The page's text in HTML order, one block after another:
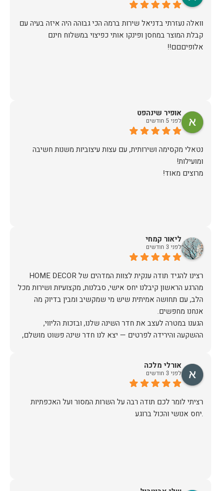
וואלה נעזרתי בדניאל שירות ברמה הכי גבוהה היה איזה בעיה עם
קבלת המוצר במחסן ופינקו אותי כפיצוי במשלוח חינם
אלופיםםם!!
אופיר שינהפט
לפני 5 חודשים
נטאלי מקסימה ושירותית, עם עצות עיצוביות משנות חשיבה
מרוצים מאוד!
ליאור קמחי
לפני 3 חודשים
מהרגע הראשון קיבלנו יחס אישי, סבלנות, מקצועיות ושירות מכל
הלב, עם תחושה אמיתית שיש מי שמקשיב ומבין בדיוק מה
הגענו במטרה לעצב את חדר השינה שלנו, ובזכות הליווי,
ההשקעה והירידה לפרטים — יצא לנו חדר שינה פשוט מושלם,
האיכות ברמה גבוהה, העיצוב מהמם, וכל התהליך היה נעים,
אין ספק שעשינו את הבחירה הנכונה. ממליצים מכל הלב לכל מי
אורלי מלכה
לפני 3 חודשים
רציתי לומר לכם תודה רבה על השרות המסור ועל האכפתיות
.יחס אנושי והכול ברוגע